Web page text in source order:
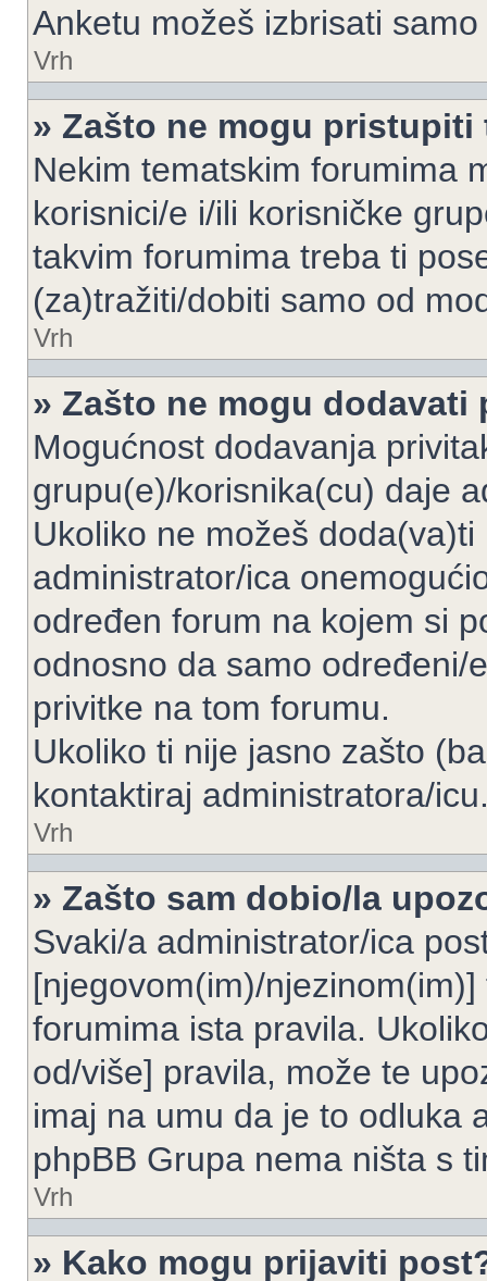
Anketu možeš izbrisati
Vrh
» Zašto ne mogu
Nekim tematskim forumima
korisnici/e i/ili korisničke
takvim forumima treba ti
(za)tražiti/dobiti samo od
Vrh
» Zašto ne mogu dodavati
Mogućnost dodavanja
grupu(e)/korisnika(cu) daje
Ukoliko ne možeš
administrator/ica
određen forum na kojem si
odnosno da samo određeni/
privitke na tom forumu.
Ukoliko ti nije jasno zašto
kontaktiraj administratora/
Vrh
» Zašto sam dobio/la
Svaki/a administrator/ica
[njegovom(im)/
forumima ista pravila.
od/više] pravila, može te
imaj na umu da je to odluka
phpBB Grupa nema ništa s
Vrh
» Kako mogu prijaviti